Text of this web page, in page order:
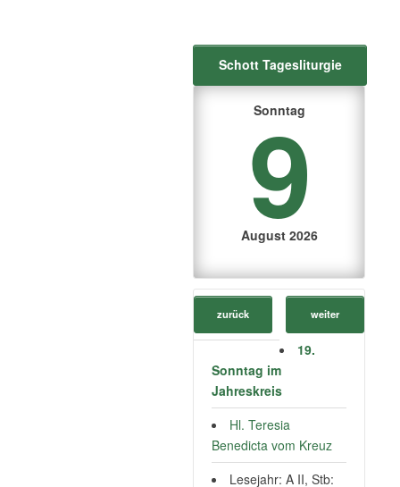
Schott Tagesliturgie
Sonntag
9
August 2026
zurück weiter
19.
Sonntag im
Jahreskreis
Hl. Teresia
Benedicta vom Kreuz
Lesejahr: A II, Stb: